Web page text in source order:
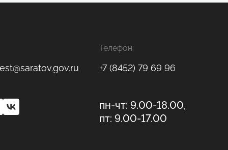
Телефон:
+7 (8452) 79 69 96
пн-чт: 9.00-18.00,
пт: 9.00-17.00